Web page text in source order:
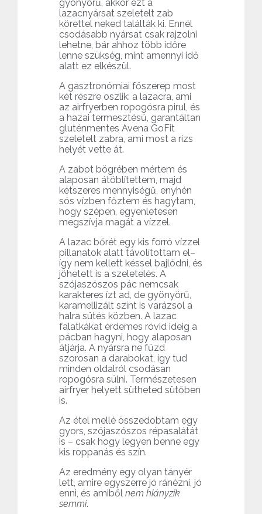
gyönyörű, akkor ezt a
lazacnyársat szeletelt zab
körettel neked találták ki. Ennél
csodásabb nyársat csak rajzolni
lehetne, bár ahhoz több időre
lenne szükség, mint amennyi idő
alatt ez elkészül.
A gasztronómiai főszerep most
két részre oszlik: a lazacra, ami
az airfryerben ropogósra pirul, és
a hazai termesztésű, garantáltan
gluténmentes Avena GoFit
szeletelt zabra, ami most a rizs
helyét vette át.
A zabot bögrében mértem és
alaposan átöblítettem, majd
kétszeres mennyiségű, enyhén
sós vízben főztem és hagytam,
hogy szépen, egyenletesen
megszívja magát a vízzel.
A lazac bőrét egy kis forró vízzel
pillanatok alatt távolítottam el–
így nem kellett késsel bajlódni, és
jöhetett is a szeletelés. A
szójaszószos pác nemcsak
karakteres ízt ad, de gyönyörű,
karamellizált színt is varázsol a
halra sütés közben. A lazac
falatkákat érdemes rövid ideig a
pácban hagyni, hogy alaposan
átjárja. A nyársra ne fűzd
szorosan a darabokat, így tud
minden oldalról csodásan
ropogósra sülni. Természetesen
airfryer helyett sütheted sütőben
is.
Az étel mellé összedobtam egy
gyors, szójaszószos répasalátát
is – csak hogy legyen benne egy
kis roppanás és szín.
Az eredmény egy olyan tányér
lett, amire egyszerre jó ránézni, jó
enni, és amiből nem hiányzik
semmi.